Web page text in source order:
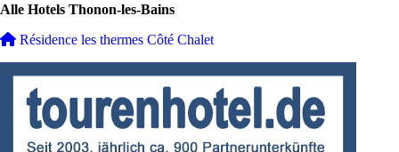
Alle Hotels Thonon-les-Bains
Résidence les thermes Côté Chalet